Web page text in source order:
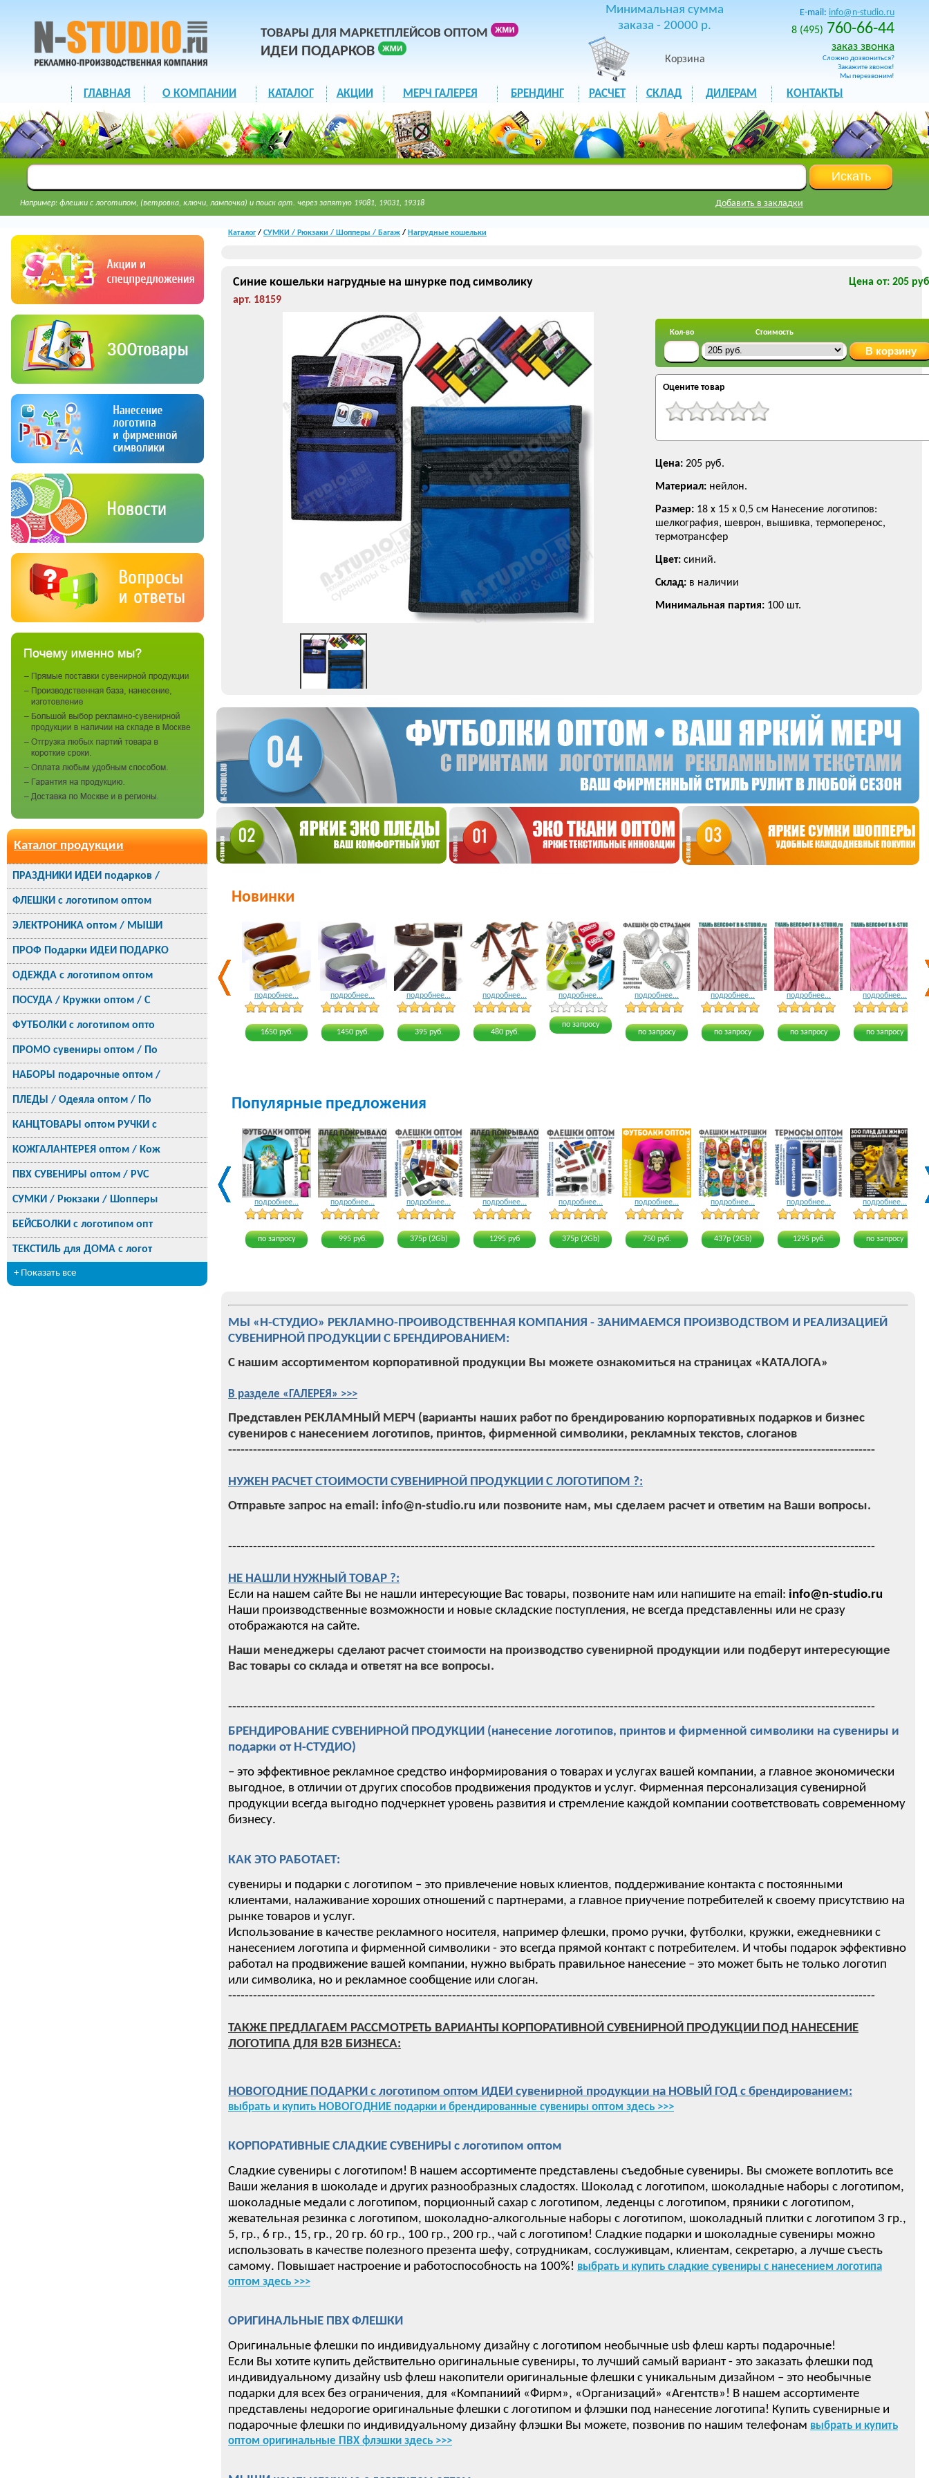
ТОВАРЫ ДЛЯ МАРКЕТПЛЕЙСОВ ОПТОМ
ИДЕИ ПОДАРКОВ
Минимальная сумма
заказа - 20000 р.
Корзина
E-mail: info@n-studio.ru
8 (495) 760-66-44
заказ звонка
Сложно дозвониться?
Закажите звонок!
Мы перезвоним!
ГЛАВНАЯ О КОМПАНИИ КАТАЛОГ АКЦИИ МЕРЧ ГАЛЕРЕЯ БРЕНДИНГ РАСЧЕТ СКЛАД ДИЛЕРАМ КОНТАКТЫ
Например: флешки с логотипом, (ветровка, ключи, лампочка) и поиск арт. через запятую 19081, 19031, 19318 Добавить в закладки
Каталог продукции
ПРАЗДНИКИ ИДЕИ подарков /
ФЛЕШКИ с логотипом оптом
ЭЛЕКТРОНИКА оптом / МЫШИ
ПРОФ Подарки ИДЕИ ПОДАРКО
ОДЕЖДА с логотипом оптом
ПОСУДА / Кружки оптом / С
ФУТБОЛКИ с логотипом опто
ПРОМО сувениры оптом / По
НАБОРЫ подарочные оптом /
ПЛЕДЫ / Одеяла оптом / По
КАНЦТОВАРЫ оптом РУЧКИ с
КОЖГАЛАНТЕРЕЯ оптом / Кож
ПВХ СУВЕНИРЫ оптом / PVC
СУМКИ / Рюкзаки / Шопперы
БЕЙСБОЛКИ с логотипом опт
ТЕКСТИЛЬ для ДОМА с логот
+ Показать все
Каталог/ СУМКИ / Рюкзаки / Шопперы / Багаж / Нагрудные кошельки
Синие кошельки нагрудные на шнурке под символику
Цена от: 205
арт. 18159
Кол-во Стоимость
Оцените товар
Цена: 205 руб.
Материал: нейлон.
Размер: 18 х 15 х 0,5 см Нанесение логотипов:
шелкография, шеврон, вышивка, термоперенос,
термотрансфер
Цвет: синий.
Склад: в наличии
Минимальная партия: 100 шт.
Новинки
подробнее...
4 голоса
1650 руб.
подробнее...
3 голоса
1450 руб.
подробнее...
3 голоса
395 руб.
подробнее...
4 голоса
480 руб.
подробнее...
по запросу
подробнее...
5 голосов
по запросу
подробнее...
12 голосов
по запросу
подробнее...
8 голосов
по запросу
подробнее...
по запросу
Популярные предложения
подробнее...
15 голосов
по запросу
подробнее...
15 голосов
995 руб.
подробнее...
21 голос
375р (2Gb)
подробнее...
16 голосов
1295 руб
подробнее...
18 голосов
375р (2Gb)
подробнее...
22 голоса
750 руб.
подробнее...
21 голос
437р (2Gb)
подробнее...
18 голосов
1295 руб.
подробнее...
по запросу
МЫ «Н-СТУДИО» РЕКЛАМНО-ПРОИВОДСТВЕННАЯ КОМПАНИЯ - ЗАНИМАЕМСЯ ПРОИЗВОДСТВОМ И РЕАЛИЗАЦИЕЙ
СУВЕНИРНОЙ ПРОДУКЦИИ С БРЕНДИРОВАНИЕМ:
С нашим ассортиментом корпоративной продукции Вы можете ознакомиться на страницах «КАТАЛОГА»
В разделе «ГАЛЕРЕЯ» >>>
Представлен РЕКЛАМНЫЙ МЕРЧ (варианты наших работ по брендированию корпоративных подарков и бизнес
сувениров с нанесением логотипов, принтов, фирменной символики, рекламных текстов, слоганов
------------------------------------------------------------------------------------------------------------------------------------------------------------
НУЖЕН РАСЧЕТ СТОИМОСТИ СУВЕНИРНОЙ ПРОДУКЦИИ С ЛОГОТИПОМ ?:
Отправьте запрос на email: info@n-studio.ru или позвоните нам, мы сделаем расчет и ответим на Ваши вопросы.
------------------------------------------------------------------------------------------------------------------------------------------------------------
НЕ НАШЛИ НУЖНЫЙ ТОВАР ?:
Если на нашем сайте Вы не нашли интересующие Вас товары, позвоните нам или напишите на email: info@n-studio.ru
Наши производственные возможности и новые складские поступления, не всегда представленны или не сразу
отображаются на сайте.
Наши менеджеры сделают расчет стоимости на производство сувенирной продукции или подберут интересующие
Вас товары со склада и ответят на все вопросы.
------------------------------------------------------------------------------------------------------------------------------------------------------------
БРЕНДИРОВАНИЕ СУВЕНИРНОЙ ПРОДУКЦИИ (нанесение логотипов, принтов и фирменной символики на сувениры и
подарки от Н-СТУДИО)
– это эффективное рекламное средство информирования о товарах и услугах вашей компании, а главное экономически
выгодное, в отличии от других способов продвижения продуктов и услуг. Фирменная персонализация сувенирной
продукции всегда выгодно подчеркнет уровень развития и стремление каждой компании соответствовать современному
бизнесу.
КАК ЭТО РАБОТАЕТ:
сувениры и подарки с логотипом – это привлечение новых клиентов, поддерживание контакта с постоянными
клиентами, налаживание хороших отношений с партнерами, а главное приучение потребителей к своему присутствию на
рынке товаров и услуг.
Использование в качестве рекламного носителя, например флешки, промо ручки, футболки, кружки, ежедневники с
нанесением логотипа и фирменной символики - это всегда прямой контакт с потребителем. И чтобы подарок эффективно
работал на продвижение вашей компании, нужно выбрать правильное нанесение – это может быть не только логотип
или символика, но и рекламное сообщение или слоган.
------------------------------------------------------------------------------------------------------------------------------------------------------------
ТАКЖЕ ПРЕДЛАГАЕМ РАССМОТРЕТЬ ВАРИАНТЫ КОРПОРАТИВНОЙ СУВЕНИРНОЙ ПРОДУКЦИИ ПОД НАНЕСЕНИЕ
ЛОГОТИПА ДЛЯ B2B БИЗНЕСА:
НОВОГОДНИЕ ПОДАРКИ с логотипом оптом ИДЕИ сувенирной продукции на НОВЫЙ ГОД с брендированием:
выбрать и купить НОВОГОДНИЕ подарки и брендированные сувениры оптом здесь >>>
КОРПОРАТИВНЫЕ СЛАДКИЕ СУВЕНИРЫ с логотипом оптом
Сладкие сувениры с логотипом! В нашем ассортименте представлены съедобные сувениры. Вы сможете воплотить все
Ваши желания в шоколаде и других разнообразных сладостях. Шоколад с логотипом, шоколадные наборы с логотипом,
шоколадные медали с логотипом, порционный сахар с логотипом, леденцы с логотипом, пряники с логотипом,
жевательная резинка с логотипом, шоколадно-алкогольные наборы с логотипом, шоколадный плитки с логотипом 3 гр.,
5, гр., 6 гр., 15, гр., 20 гр. 60 гр., 100 гр., 200 гр., чай с логотипом! Сладкие подарки и шоколадные сувениры можно
использовать в качестве полезного презента шефу, сотрудникам, сослуживцам, клиентам, секретарю, а лучше съесть
самому. Повышает настроение и работоспособность на 100%! выбрать и купить сладкие сувениры с нанесением логотипа
оптом здесь >>>
ОРИГИНАЛЬНЫЕ ПВХ ФЛЕШКИ
Оригинальные флешки по индивидуальному дизайну с логотипом необычные usb флеш карты подарочные!
Если Вы хотите купить действительно оригинальные сувениры, то лучший самый вариант - это заказать флешки под
индивидуальному дизайну usb флеш накопители оригинальные флешки с уникальным дизайном – это необычные
подарки для всех без ограничения, для «Компаниий «Фирм», «Организаций» «Агентств»! В нашем ассортименте
представлены недорогие оригинальные флешки с логотипом и флэшки под нанесение логотипа! Купить сувенирные и
подарочные флешки по индивидуальному дизайну флэшки Вы можете, позвонив по нашим телефонам выбрать и купить
оптом оригинальные ПВХ флэшки здесь >>>